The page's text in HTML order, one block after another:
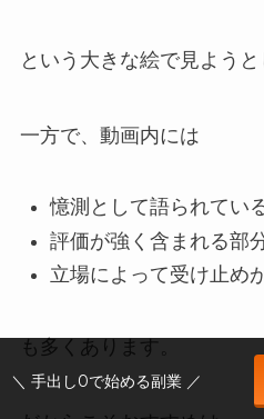
という大きな絵で見ようと
一方で、動画内には
憶測として語られてい
評価が強く含まれる部
立場によって受け止め
も多くあります。
＼ 手出し0で始める副業 ／